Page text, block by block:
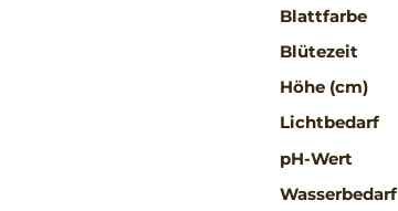
Blattfarbe
Blütezeit
Höhe (cm)
Lichtbedarf
pH-Wert
Wasserbedarf